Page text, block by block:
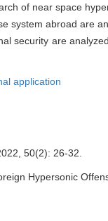
of near space
system abroad are
security are
application
50(2): 26-32.
Hypersonic